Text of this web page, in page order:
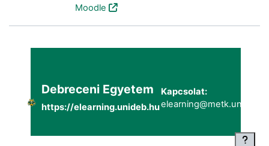
Moodle
Debreceni Egyetem
https://elearning.unideb.hu
Kapcsolat: